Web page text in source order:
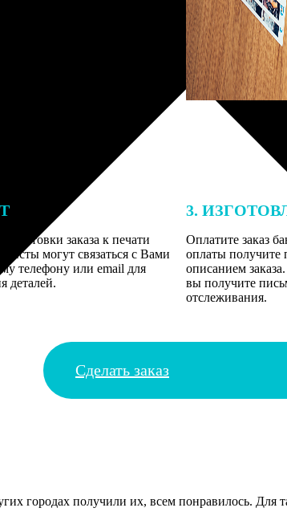
заказа к печати
могут связаться с Вами
телефону или email для
деталей.
3.
Оплатите заказ
оплаты получите
описанием заказа.
вы получите
отслеживания.
Сделать заказ
городах получили их, всем понравилось.